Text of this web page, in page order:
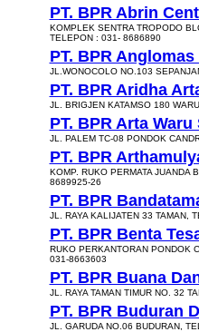
PT. BPR Abrin
KOMPLEK SENTRA TROPODO
TELEPON : 031- 8686890
PT. BPR Anglomas
JL.WONOCOLO NO.103
PT. BPR Aridha
JL. BRIGJEN KATAMSO 180
PT. BPR Arta Waru
JL. PALEM TC-08 PONDOK
PT. BPR
KOMP. RUKO PERMATA JUANDA
8689925-26
PT. BPR
JL. RAYA KALIJATEN 33 TAMAN,
PT. BPR Benta
RUKO PERKANTORAN PONDOK
031-8663603
PT. BPR Buana
JL. RAYA TAMAN TIMUR NO. 32
PT. BPR Buduran
JL. GARUDA NO.06 BUDURAN,